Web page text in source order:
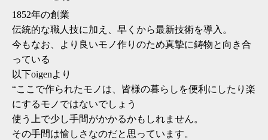
1852年の創業
伝統的な職人技に加え、早くから最新技術を導入。
今もなお、より良いモノ作りのため真摯に鋳物と向き合
っている
以下oigenより
“ここで作られたモノは、皆様の暮らしを便利にしたり楽
にするモノではないでしょう
使う上で少し手間がかかるかもしれません。
その手間は愉しさなのだと思っています。